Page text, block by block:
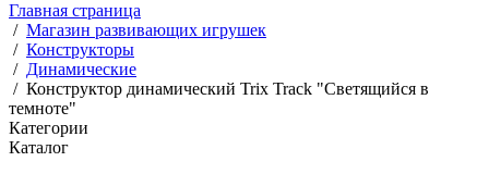
Главная страница
/ Магазин развивающих игрушек
/ Конструкторы
/ Динамические
/ Конструктор динамический Trix Track "Светящийся в
темноте"
Категории
Каталог